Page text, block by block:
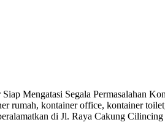
Segala Permasalahan
kontainer office, kontainer
di Jl. Raya Cakung